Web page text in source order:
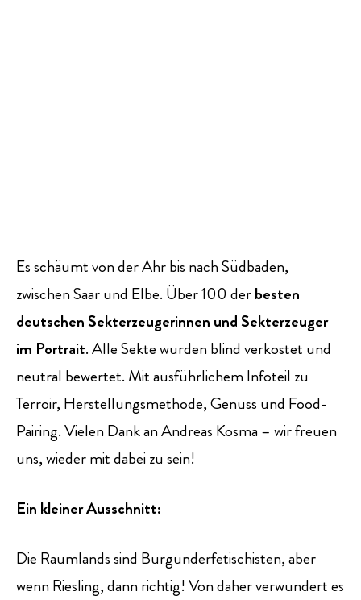
Es schäumt von der Ahr bis nach Südbaden,
zwischen Saar und Elbe. Über 100 derbesten
deutschen Sekterzeugerinnen und Sekterzeuger
im Portrait. Alle Sekte wurden blind verkostet und
neutral bewertet. Mit ausführlichem Infoteil zu
Terroir, Herstellungsmethode, Genuss und Food-
Pairing. Vielen Dank an Andreas Kosma – wir freuen
uns, wieder mit dabei zu sein!
Ein kleiner Ausschnitt:
Die Raumlands sind Burgunderfetischisten, aber
wenn Riesling, dann richtig! Von daher verwundert es